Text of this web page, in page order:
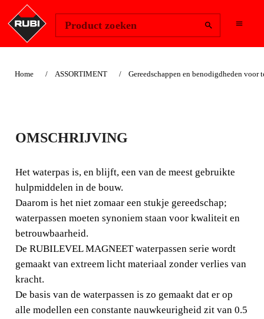
Product zoeken
Home ASSORTIMENT Gereedschappen en benodigdheden voor
RUBILEVEL
MAGNEET
WATERPAS
Het waterpas is, en blijft, een van de meest gebruikte
hulpmiddelen in de bouw. Daarom is het niet zomaar een
stukje gereedschap; waterpassen moeten synoniem staan
voor kwaliteit en betrouwbaarheid.
OMSCHRIJVING
Het waterpas is, en blijft, een van de meest gebruikte
hulpmiddelen in de bouw.
Daarom is het niet zomaar een stukje gereedschap;
waterpassen moeten synoniem staan voor kwaliteit en
betrouwbaarheid.
De RUBILEVEL MAGNEET waterpassen serie wordt
gemaakt van extreem licht materiaal zonder verlies van
kracht.
De basis van de waterpassen is zo gemaakt dat er op
alle modellen een constante nauwkeurigheid zit van 0.5